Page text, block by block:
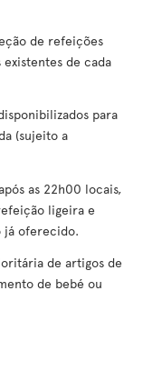
de refeições
de cada
para
(sujeito a
as 22h00 locais,
ligeira e
já oferecido.
de artigos de
de bebé ou